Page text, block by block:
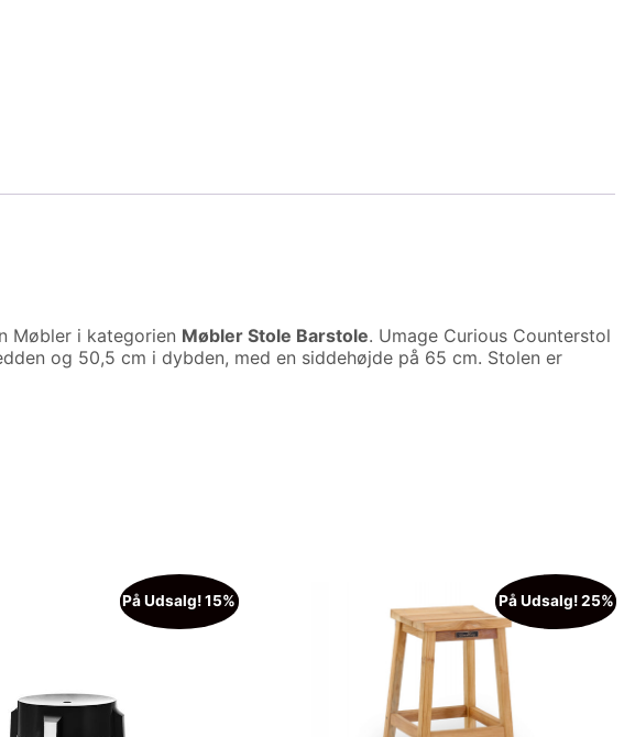
Møbler i kategorien Møbler Stole Barstole. Umage Curious Counterstol
og 50,5 cm i dybden, med en siddehøjde på 65 cm. Stolen er
På Udsalg! 15% På Udsalg! 25%